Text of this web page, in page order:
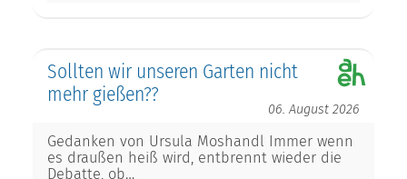
Sollten wir unseren Garten nicht
mehr gießen??
06. August 2026
Gedanken von Ursula Moshandl Immer wenn
es draußen heiß wird, entbrennt wieder die
Debatte, ob…